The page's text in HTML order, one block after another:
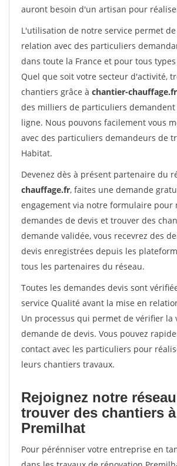
auront besoin d'un artisan pour
L'utilisation de notre service permet
relation avec des particuliers
dans toute la France et pour tous
Quel que soit votre secteur d'activité,
chantiers grâce à chantier-chauffage.fr
des milliers de particuliers demandent
ligne. Nous pouvons facilement vous
avec des particuliers demandeurs de
Habitat.
Devenez dès à présent partenaire du
chauffage.fr, faites une demande
engagement via notre formulaire pour
demandes de devis et trouver des
demande validée, vous recevrez des
devis enregistrées depuis les
tous les partenaires du réseau.
Toutes les demandes devis sont
service Qualité avant la mise en
Un processus qui permet de vérifier la
demande de devis. Vous pouvez
contact avec les particuliers pour
leurs chantiers travaux.
Rejoignez notre
trouver des chantiers à
Premilhat
Pour pérénniser votre entreprise en